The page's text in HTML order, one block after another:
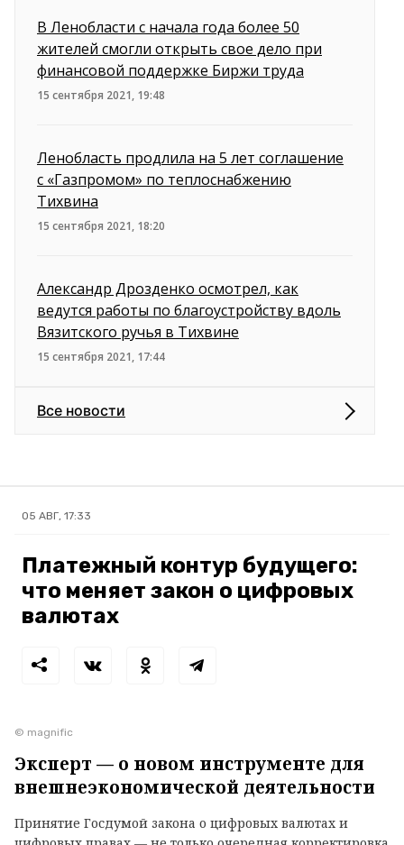
В Ленобласти с начала года более 50
жителей смогли открыть свое дело при
финансовой поддержке Биржи труда
15 сентября 2021, 19:48
Ленобласть продлила на 5 лет соглашение
с «Газпромом» по теплоснабжению
Тихвина
15 сентября 2021, 18:20
Александр Дрозденко осмотрел, как
ведутся работы по благоустройству вдоль
Вязитского ручья в Тихвине
15 сентября 2021, 17:44
Все новости
05 АВГ, 17:33
Платежный контур будущего:
что меняет закон о цифровых
валютах
© magnific
Эксперт — о новом инструменте для
внешнеэкономической деятельности
Принятие Госдумой закона о цифровых валютах и